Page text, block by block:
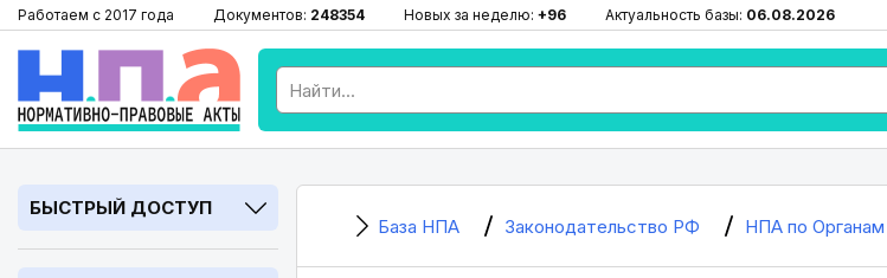
Работаем с 2017 года Документов: 248354 Новых за неделю: +96 Актуальность базы: 06.08.2026
БЫСТРЫЙ ДОСТУП
База НПА Законодательство РФ НПА по Органам